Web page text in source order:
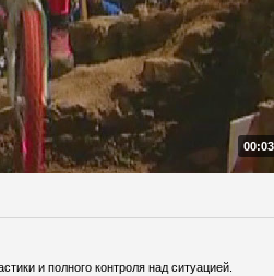
и полного контроля над ситуацией.